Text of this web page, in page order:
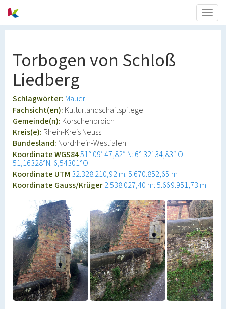
Torbogen von Schloß
Liedberg
Schlagwörter: Mauer
Fachsicht(en): Kulturlandschaftspflege
Gemeinde(n): Korschenbroich
Kreis(e): Rhein-Kreis Neuss
Bundesland: Nordrhein-Westfalen
Koordinate WGS8451° 09′ 47,82″ N: 6° 32′ 34,83″ O
51,16328°N: 6,54301°O
Koordinate UTM 32.328.210,92 m: 5.670.852,65 m
Koordinate Gauss/Krüger2.538.027,40 m: 5.669.951,73 m